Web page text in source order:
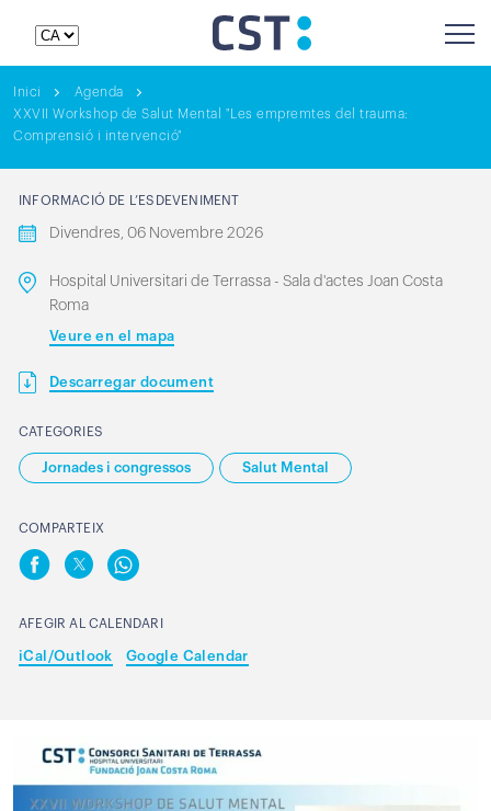
Inici
Agenda
XXVII Workshop de Salut Mental "Les empremtes del trauma:
Comprensió i intervenció"
INFORMACIÓ DE L’ESDEVENIMENT
Divendres, 06 Novembre 2026
Hospital Universitari de Terrassa - Sala d'actes Joan Costa
Roma
Veure en el mapa
Descarregar document
CATEGORIES
Jornades i congressos Salut Mental
COMPARTEIX
AFEGIR AL CALENDARI
iCal/Outlook Google Calendar